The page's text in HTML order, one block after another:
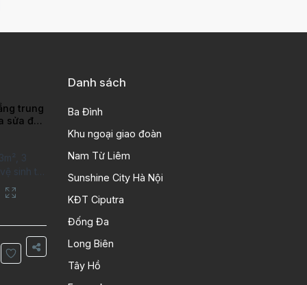
trung
sửa đẹp
3
sinh tại
Hanoi
Căn
chất
gỗ, bếp
gian
tin
tích:
Danh sách
Ba Đình
Khu ngoại giao đoàn
Nam Từ Liêm
Sunshine City Hà Nội
KĐT Ciputra
Đống Đa
Long Biên
Tây Hồ